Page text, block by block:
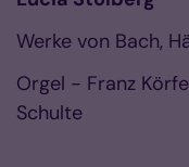
Werke von Bach,
Orgel - Franz
Schulte